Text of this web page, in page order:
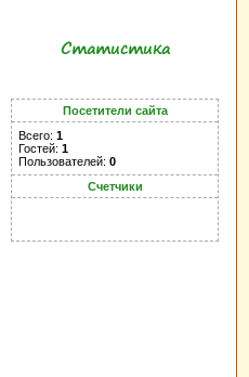
Статистика
Посетители сайта
Всего: 1
Гостей: 1
Пользователей: 0
Счетчики